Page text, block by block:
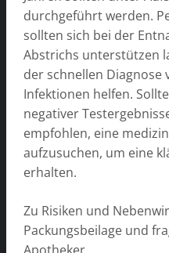
durchgeführt werden.
sollten sich bei der
Abstrichs unterstützen
der schnellen Diagnose
Infektionen helfen.
negativer
empfohlen, eine
aufzusuchen, um eine
erhalten.
Zu Risiken und
Packungsbeilage und